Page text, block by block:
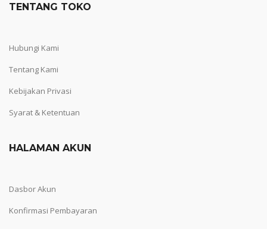
TENTANG TOKO
Hubungi Kami
Tentang Kami
Kebijakan Privasi
Syarat & Ketentuan
HALAMAN AKUN
Dasbor Akun
Konfirmasi Pembayaran